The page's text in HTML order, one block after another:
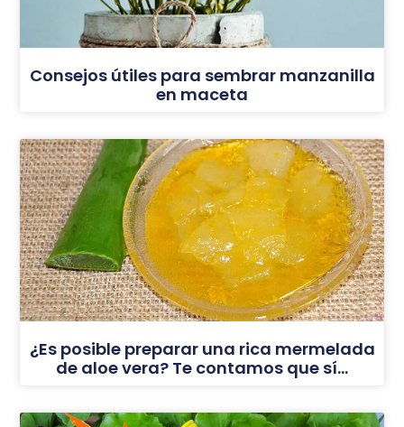
Consejos útiles para sembrar manzanilla
en maceta
¿Es posible preparar una rica mermelada
de aloe vera? Te contamos que sí…